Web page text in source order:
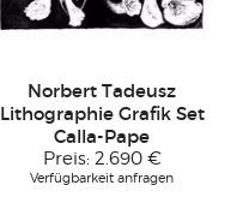
Norbert Tadeusz
Lithographie Grafik Set
Calla-Pape
Preis: 2.690 €
Verfügbarkeit anfragen